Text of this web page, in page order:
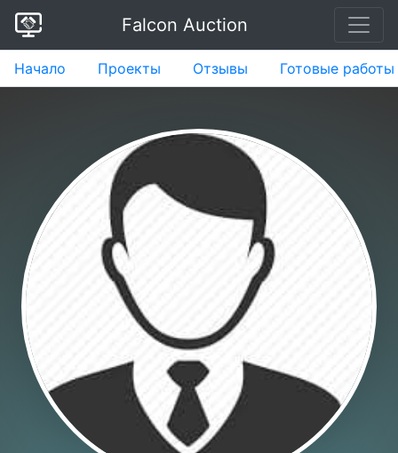
Falcon Auction
Начало Проекты Отзывы Готовые работы